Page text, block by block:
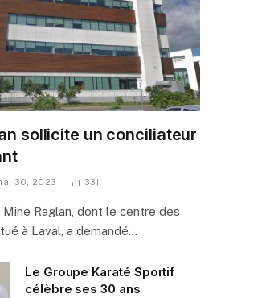
sollicite un conciliateur
30, 2023 331
Mine Raglan, dont le centre des
à Laval, a demandé…
Le Groupe Karaté Sportif
célèbre ses 30 ans